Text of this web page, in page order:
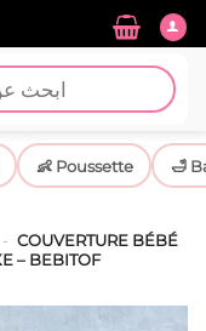
👶 Poussette 🛁
- COUVERTURE BÉBÉ
– BEBITOF